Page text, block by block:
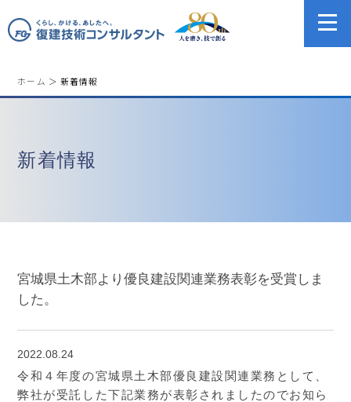
ホーム ＞ 新着情報
新着情報
宮城県土木部より優良建設関連業務表彰を受賞しま
した。
2022.08.24
令和４年度の宮城県土木部優良建設関連業務として、
弊社が受託した下記業務が表彰されましたのでお知ら